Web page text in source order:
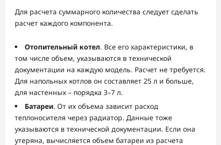
Для расчета суммарного количества следует сделать
расчет каждого компонента.
Отопительный котел. Все его характеристики, в
том числе объем, указываются в технической
документации на каждую модель. Расчет не требуется.
Для напольных котлов он составляет 25 л и больше,
для настенных – порядка 3–7 л.
Батареи. От их объема зависит расход
теплоносителя через радиатор. Данные тоже
указываются в технической документации. Если она
утеряна, вычисляется объем батареи из расчета